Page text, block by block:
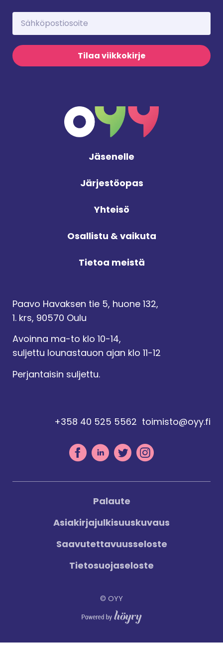
Tilaa viikkokirje
Jäsenelle
Järjestöopas
Yhteisö
Osallistu & vaikuta
Tietoa meistä
Paavo Havaksen tie 5, huone 132,
1. krs, 90570 Oulu
Avoinna ma-to klo 10-14,
suljettu lounastauon ajan klo 11-12
Perjantaisin suljettu.
+358 40 525 5562 toimisto@oyy.fi
© OYY
Palaute
Asiakirjajulkisuuskuvaus
Saavutettavuusseloste
Tietosuojaseloste